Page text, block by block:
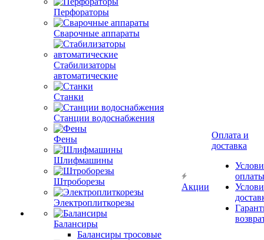
Перфораторы
Сварочные аппараты
Стабилизаторы
автоматические
Станки
Станции водоснабжения
Фены
Шлифмашины
Штроборезы
Электроплиткорезы
Балансиры
Балансиры тросовые
Акции
Оплата и
доставка
оплаты